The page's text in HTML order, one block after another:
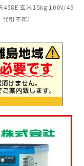
玄米15kg 100V/45
引不可）